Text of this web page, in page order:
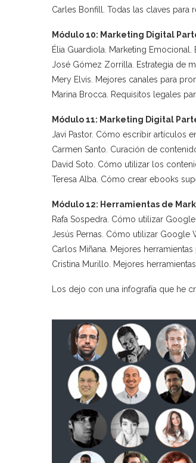
Carles Bonfill. Todas las claves
Módulo 10: Marketing Digital
Élia Guardiola. Marketing
José Gómez Zorrilla. Estrategia de
Mery Elvis. Mejores canales para
Marina Brocca. Requisitos legales
Módulo 11: Marketing Digital
Javi Pastor. Cómo escribir artículos
Carmen Santo. Curación de
David Soto. Cómo utilizar los
Teresa Alba. Cómo crear ebooks
Módulo 12: Herramientas de
Rafa Sospedra. Cómo utilizar
Jesús Pernas. Cómo utilizar Google
Carlos Miñana. Mejores
Cristina Murillo. Mejores
Los dejo con una infografía que he